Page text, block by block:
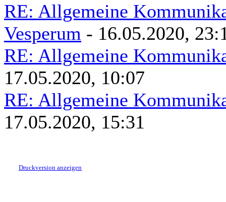
RE: Allgemeine
Vesperum - 16.05.2020,
RE: Allgemeine
17.05.2020, 10:07
RE: Allgemeine
17.05.2020, 15:31
Druckversion anzeigen